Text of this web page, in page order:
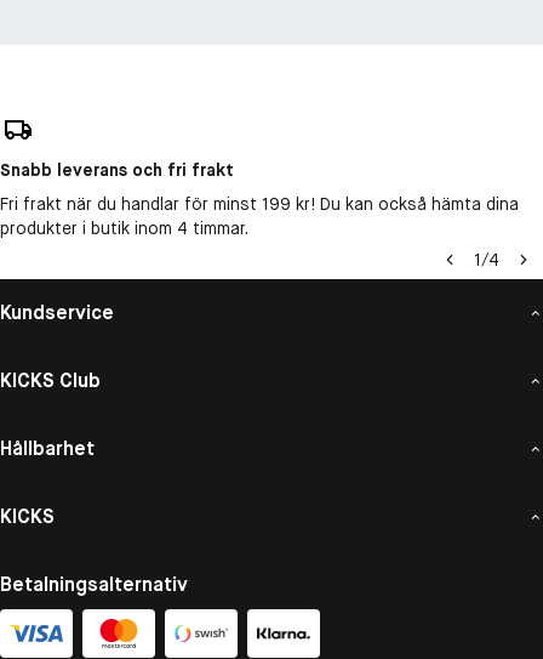
Snabb leverans och fri frakt
Fri frakt när du handlar för minst 199 kr! Du kan också hämta dina
produkter i butik inom 4 timmar.
1/4
Kundservice
KICKS Club
Hållbarhet
KICKS
Betalningsalternativ